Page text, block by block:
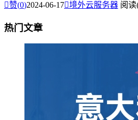
赞(0)2024-06-17境外云服务器 阅读
热门文章